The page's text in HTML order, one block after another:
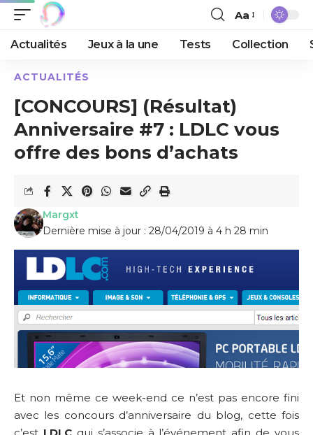
Aa
Actualités Jeux à la une Tests Collection
ACTUALITÉS
[CONCOURS] (Résultat)
Anniversaire #7 : LDLC vous
offre des bons d’achats
Dernière mise à jour : 28/04/2019 à 4 h 28 min
Margxt
Et non même ce week-end ce n’est pas encore fini
avec les concours d’anniversaire du blog, cette fois
c’est LDLCqui s’associe à l’événement afin de vous